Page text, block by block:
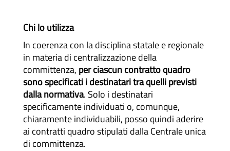
Chi lo utilizza
In coerenza con la disciplina statale e regionale
in materia di centralizzazione della
committenza, per ciascun contratto quadro
sono specificati i destinatari tra quelli previsti
dalla normativa. Solo i destinatari
specificamente individuati o, comunque,
chiaramente individuabili, posso quindi aderire
ai contratti quadro stipulati dalla Centrale unica
di committenza.